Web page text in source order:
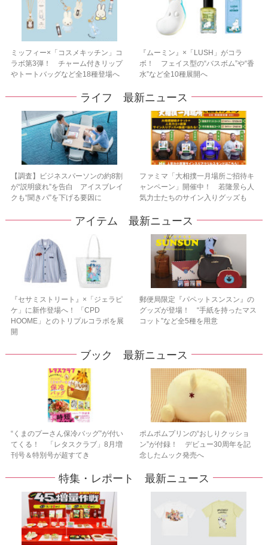
ミッフィー×「コスメキッチン」コ
ラボ第3弾！ チャーム付きリップ
やトートバッグなど全18種登場へ
『ムーミン』×「LUSH」がコラ
ボ！ フェイス型の“バスボム”や“香
水”など全10種展開へ
ライフ 最新ニュース
【調査】ビジネスパーソンの約8割
が“説明疲れ”を告白 アイスブレイ
クも“聞きパ”を下げる要因に
ファミマ「大相撲一月場所ご招待キ
ャンペーン」開催中！ 若隆景ら人
気力士たちのサイン入りグッズも
アイテム 最新ニュース
『セサミストリート』×「ジェラピ
ケ」に新作登場へ！ 「CPD
HOOME」とのトリプルコラボを展
開
郵便局限定『パペットスンスン』の
グッズが登場！ “手紙を持ったマス
コット”など全5種を用意
ブック 最新ニュース
“くまのプーさん保冷バッグ”が付い
てくる！ 「レタスクラブ」8月増
刊号＆特別号が超すてき
ポムポムプリンの“おしりクッショ
ン”が付録！ デビュー30周年を記
念したムック発売へ
特集・レポート 最新ニュース